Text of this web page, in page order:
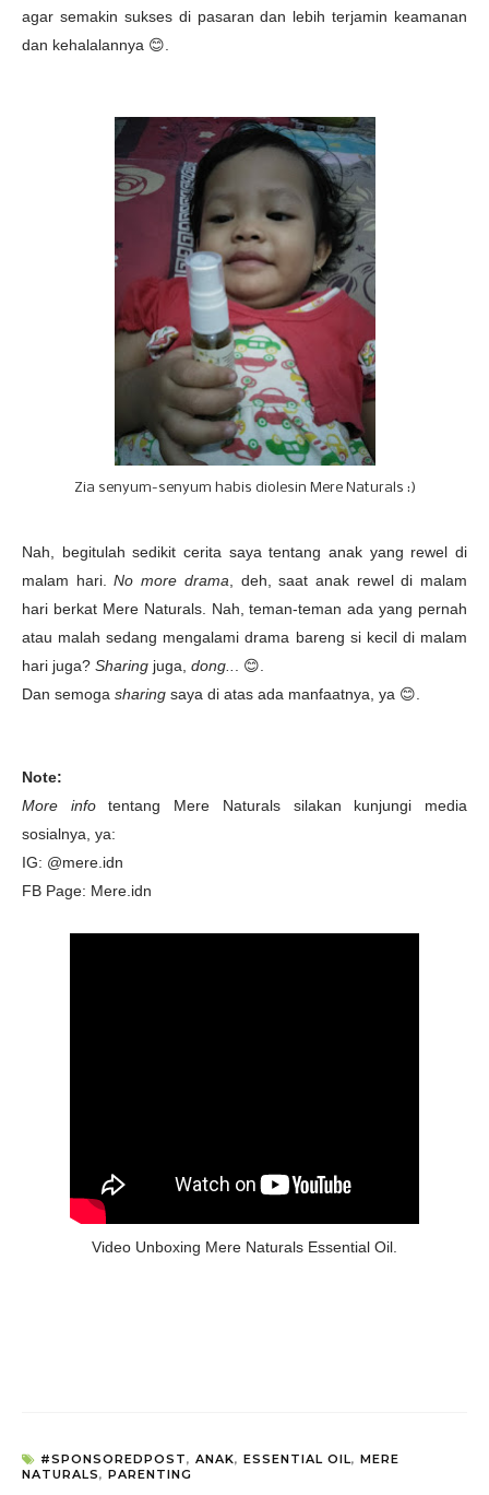
agar semakin sukses di pasaran dan lebih terjamin keamanan
dan kehalalannya 😊
Zia senyum-senyum habis diolesin Mere Naturals :)
Nah, begitulah sedikit cerita saya tentang anak yang rewel di
malam hari.No more drama , deh, saat anak rewel di malam
hari berkat Mere Naturals. Nah, teman-teman ada yang pernah
atau malah sedang mengalami drama bareng si kecil di malam
hari juga? Sharing juga, dong..
. 😊.
Dan semoga sharing saya di atas ada manfaatnya, ya 😊.
Note:
More infotentang Mere Naturals silakan kunjungi media
sosialnya, ya:
IG: @mere.idn
FB Page: Mere.idn
Video Unboxing Mere Naturals Essential Oil.
#SPONSOREDPOST, ANAK, ESSENTIAL OIL, MERE
NATURALS, PARENTING